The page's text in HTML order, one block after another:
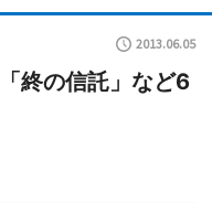
2013.06.05
終の信託」など6